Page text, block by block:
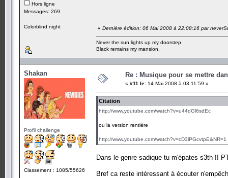
Hors ligne
Messages: 269
Colorblind night « Dernière édition: 06 Mai 2008 à 22:08:16 par
Never the sun lights up my doorstep.
Black remains my mansion.
Shakan
Profil challenge
Classement : 1085/55626
Re : Musique pour se mettre
« #11 le: 14 Mai 2008 à 03:11:59 »
Citation
http://www.youtube.com/watch?v=u44dGl6sdEc
ou la version rentière
http://www.youtube.com/watch?v=cD3lPGcvtpE&NR=1
Dans le genre sadique tu m'épates s3th !!
Bref ca reste intéressant à écouter